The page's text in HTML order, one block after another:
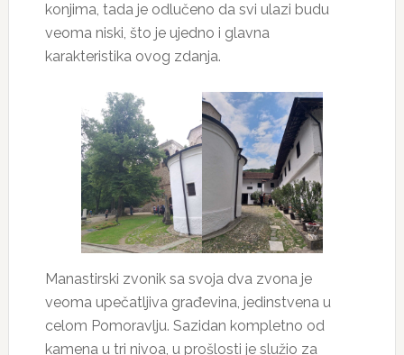
konjima, tada je odlučeno da svi ulazi budu
veoma niski, što je ujedno i glavna
karakteristika ovog zdanja.
Manastirski zvonik sa svoja dva zvona je
veoma upečatljiva građevina, jedinstvena u
celom Pomoravlju. Sazidan kompletno od
kamena u tri nivoa, u prošlosti je služio za